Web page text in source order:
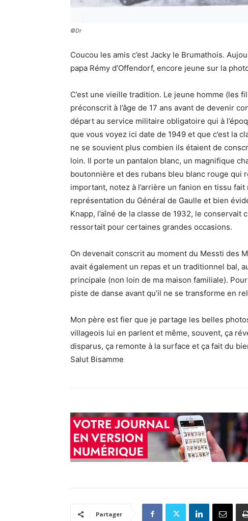
©Dr
Coucou les amis c’est Jacky le Brumathois.
papa Rémy d’Offendorf, encore jeune sur la
C’est une vieille tradition. Le jeune homme (les
préconscrit à l’âge de 17 ans avant de devenir
départ au service militaire obligatoire qui à
que vous voyez ici date de 1949 et que c’est la
ne se souvient plus combien ils étaient de
loin. Il porte un pantalon blanc, un magnifique
boutonnière et des rubans bleu blanc rouge qui
important, notez à l’arrière un fanion en tissu fait
représentation du Général de Gaulle et bien
Knapp, l’aîné de la classe de 1932, le conservait
ressortait pour certaines grandes occasions.
On devenait conscrit au moment du Messti des
avait également un repas et un traditionnel bal,
principale (non loin de ma maison familiale).
piste de danse avant qu’il ne se transforme en
Mon père est fier que je partage les belles
villageois lui en parlent et même, souvent, ça
disparus, ça remonte à la surface et ça fait du
Salut Bisamme
Partager